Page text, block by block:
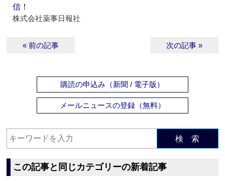
信！
株式会社薬事日報社
« 前の記事 次の記事 »
購読の申込み（新聞 / 電子版）
メールニュースの登録（無料）
検 索
この記事と同じカテゴリーの新着記事